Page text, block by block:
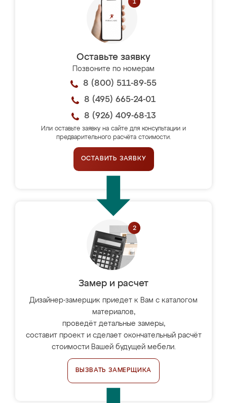
Оставьте заявку
Позвоните по номерам
8 (800) 511-89-55
8 (495) 665-24-01
8 (926) 409-68-13
Или оставьте заявку на сайте для консультации и
предварительного расчёта стоимости.
ОСТАВИТЬ ЗАЯВКУ
Замер и расчет
Дизайнер-замерщик приедет к Вам с каталогом
материалов,
проведёт детальные замеры,
составит проект и сделает окончательный расчёт
стоимости Вашей будущей мебели.
ВЫЗВАТЬ ЗАМЕРЩИКА